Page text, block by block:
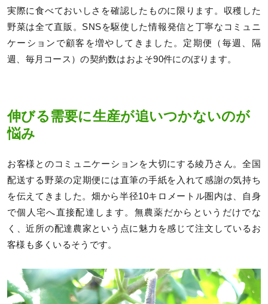
実際に食べておいしさを確認したものに限ります。収穫した
野菜は全て直販。SNSを駆使した情報発信と丁寧なコミュニ
ケーションで顧客を増やしてきました。定期便（毎週、隔
週、毎月コース）の契約数はおよそ90件にのぼります。
伸びる需要に生産が追いつかないのが
悩み
お客様とのコミュニケーションを大切にする綾乃さん。全国
配送する野菜の定期便には直筆の手紙を入れて感謝の気持ち
を伝えてきました。畑から半径10キロメートル圏内は、自身
で個人宅へ直接配達します。無農薬だからというだけでな
く、近所の配達農家という点に魅力を感じて注文しているお
客様も多くいるそうです。